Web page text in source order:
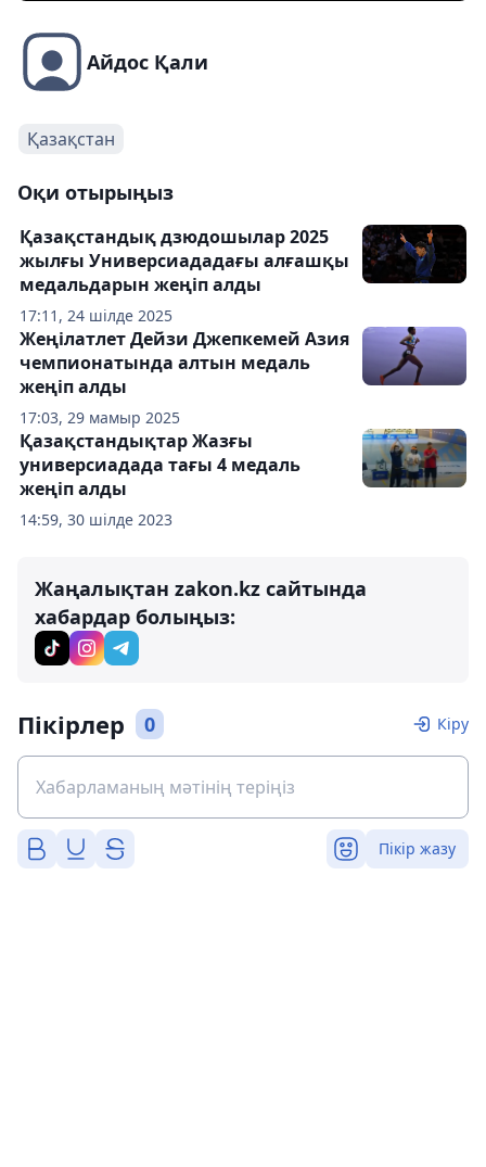
Айдос Қали
Қазақстан
Оқи отырыңыз
17:11, 24 шілде 2025
Қазақстандық дзюдошылар 2025
жылғы Универсиададағы алғашқы
медальдарын жеңіп алды
17:03, 29 мамыр 2025
Жеңілатлет Дейзи Джепкемей Азия
чемпионатында алтын медаль
жеңіп алды
14:59, 30 шілде 2023
Қазақстандықтар Жазғы
универсиадада тағы 4 медаль
жеңіп алды
Жаңалықтан zakon.kz сайтында
хабардар болыңыз:
Пікірлер 0 Кіру
Пікір жазу